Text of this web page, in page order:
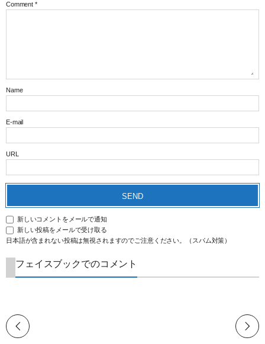
Comment *
Name
E-mail
URL
新しいコメントをメールで通知
新しい投稿をメールで受け取る
日本語が含まれない投稿は無視されますのでご注意ください。（スパム対策）
フェイスブックでのコメント